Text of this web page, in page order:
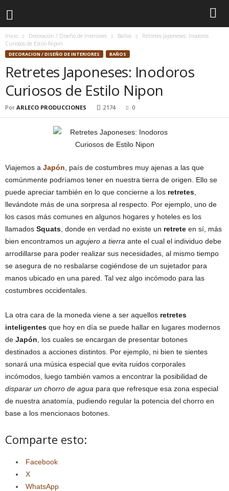
Inicio Decoracion / Diseño de Interiores Baños
Retretes Japoneses: Inodoros
Curiosos de Estilo Nipon
DECORACION / DISEÑO DE INTERIORES BAÑOS
Retretes Japoneses: Inodoros
Curiosos de Estilo Nipon
Por ARLECO PRODUCCIONES 2174 0
Viajemos a Japón , país de costumbres muy ajenas a las que
comúnmente podríamos tener en nuestra tierra de origen. Ello se
puede apreciar también en lo que concierne a los retretes
llevándote más de una sorpresa al respecto. Por ejemplo, uno de
los casos más comunes en algunos hogares y hoteles es los
llamados Squats , donde en verdad no existe un retrete en sí, más
bien encontramos un agujero a tierra ante el cual el individuo debe
arrodillarse para poder realizar sus necesidades, al mismo tiempo
se asegura de no resbalarse cogiéndose de un sujetador para
manos ubicado en una pared. Tal vez algo incómodo para las
costumbres occidentales.
La otra cara de la moneda viene a ser aquellos retretes
inteligentes que hoy en día se puede hallar en lugares modernos
de Japón , los cuales se encargan de presentar botones
destinados a acciones distintos. Por ejemplo, ni bien te sientes
sonará una música especial que evita ruidos corporales
incómodos, luego también vamos a encontrar la posibilidad de
disparar un chorro de agua para que refresque esa zona especial
de nuestra anatomía, pudiendo regular la potencia del chorro en
base a los mencionaos botones.
Comparte esto:
Facebook
X
WhatsApp